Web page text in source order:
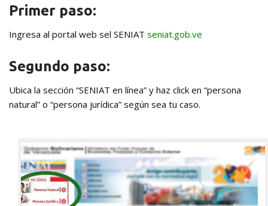
Primer paso:
Ingresa al portal web sel SENIAT seniat.gob.ve
Segundo paso:
Ubica la sección “SENIAT en línea” y haz click en “persona
natural” o “persona jurídica” según sea tu caso.